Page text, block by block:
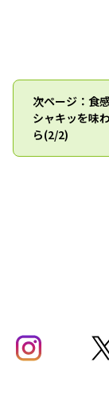
次ページ：食
シャキッを味
ら(2/2)